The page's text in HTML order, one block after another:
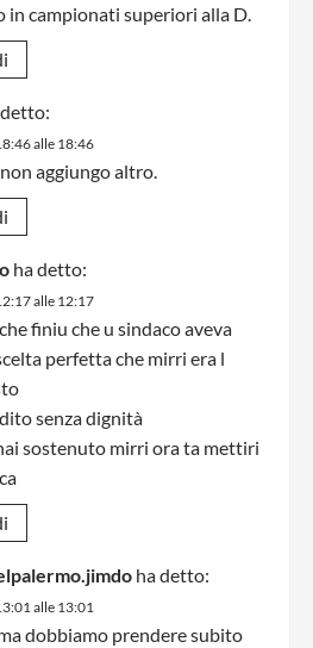
in campionati superiori alla D.
alle 18:46
aggiungo altro.
ha detto:
alle 12:17
finiu che u sindaco aveva
perfetta che mirri era l
senza dignità
sostenuto mirri ora ta mettiri
ha detto:
alle 13:01
dobbiamo prendere subito